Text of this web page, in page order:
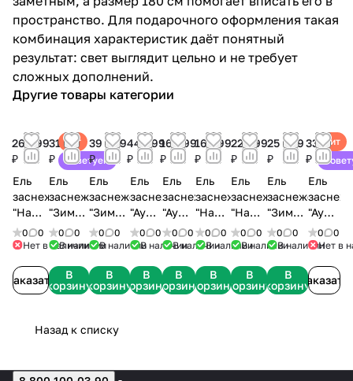
пространство. Для подарочного оформления такая
комбинация характеристик даёт понятный
результат: свет выглядит цельно и не требует
сложных дополнений.
Другие товары категории
26 999
₽
Ель
заснеженная
"На
штамбе"
220
0
0
Нет в наличии
Заказать
Хит
Советуем
31 999
₽
Ель
заснеженная
"Зимняя
сказка"
210 см
0
0
В наличии
В
корзину
39 999
₽
Ель
заснеженная
"Зимняя
сказка"
240 см
0
0
В наличии
В
корзину
44 999
₽
Ель
заснеженная
"Аурера"
250
см
0
0
В наличии
В
корзину
16 999
₽
Ель
заснеженная
"Аурера"
150
см
0
0
В наличии
В
корзину
16 999
₽
Ель
заснеженная
"На
штамбе"
160
0
0
В наличии
В
корзину
22 999
₽
Ель
заснеженная
"На
штамбе"
190
0
0
В наличии
В
корзину
25 999
₽
Ель
заснеженная
"Зимняя
сказка"
180 см
0
0
В наличии
В
корзину
Хит
33 999
₽
Ель
210
см
0
0
Нет в
Заказать
Назад к списку